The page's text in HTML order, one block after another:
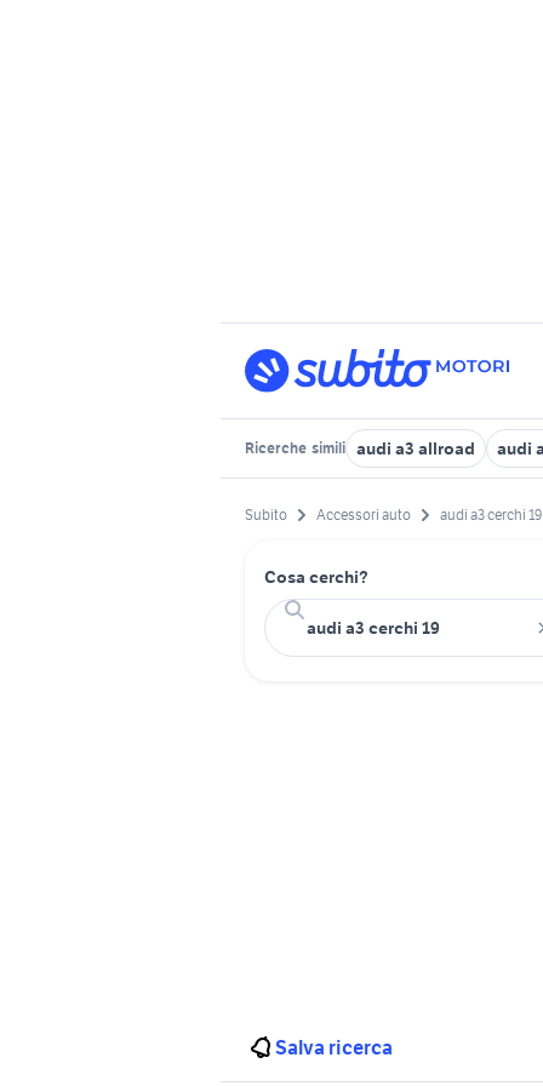
Ricerche simili audi a3 allroad audi
Subito Accessori auto audi a3 cerchi 19
Cosa cerchi?
Salva ricerca